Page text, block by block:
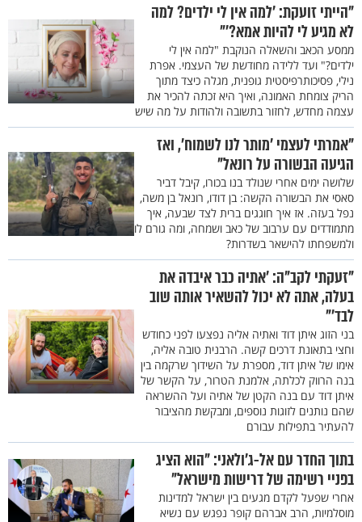
"הייתי זועקת: 'למה אין לי ילדים? למה
לא מגיע לי להיות אמא?'"
ממסע הכאב והשאלה הנוקבת "למה אין לי
ילדים?" ועד ללידה מחודשת של העצמי. אפרת
נילי, פסיכותרפיסטית גופנית, מגלה כיצד מתוך
הריק צומחת האמונה, ואיך היא זכתה להכיר את
עצמה מחדש, לחזור בתשובה ולהודות על מה שיש
"אמרתי לעצמי 'מותר לנו לשמוח', ואז
הגיעה הבשורה על רונאל"
שלושה ימים אחרי שנולד בנו בכורו, קיבל דביר
סאסי את הבשורה הקשה: בן דודו, רונאל בן משה,
נפל בעזה. אז איך חוגגים ברית לצד שבעה, איך
מתמודדים עם ערבוב של כאב ושמחה, ומה גורם לו
ולמשפחתו להישאר בשדרות?
"זעקתי לקב"ה: 'אתיה כבר איבדה את
בעלה, אתה לא יכול להשאיר אותה שוב
לבד'"
בני הזוג איתן דוד ואתיה אליה נפצעו לפני כחודש
וחצי בתאונת דרכים קשה. הרבנית טובה אליה,
אימו של איתן דוד, מספרת על השידוך שרקמה בין
בנה הרווק לכלתה, אלמנת הטרור, על הקשר של
איתן דוד עם בנה הקטן של אתיה ועל ההשראה
שהם נותנים לזוגות נוספים, ומבקשת מהציבור
להעתיר בתפילות עבורם
בתוך החדר עם אל-ג'ולאני: "הוא הציג
בפניי רשימה של דרישות מישראל"
אחרי שפעל לקדם מגעים בין ישראל למדינות
מוסלמיות, הרב אברהם קופר נפגש עם נשיא